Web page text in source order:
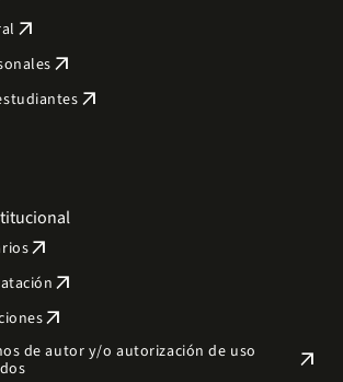
arrow_outward
arrow_outward
arrow_outward
arrow_outward
arrow_outward
arrow_outward
de autor y/o autorización de uso
arrow_outward